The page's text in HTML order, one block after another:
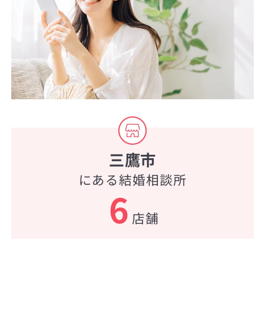
三鷹市
にある結婚相談所
6 店舗